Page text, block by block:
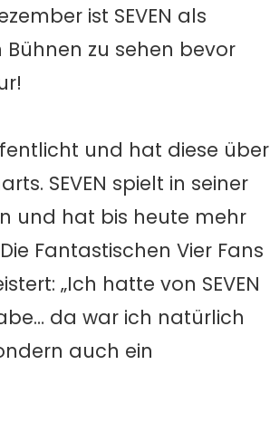
ist SEVEN als
zu sehen bevor
und hat diese über
SEVEN spielt in seiner
und hat bis heute mehr
Fantastischen Vier Fans
„Ich hatte von SEVEN
da war ich natürlich
auch ein